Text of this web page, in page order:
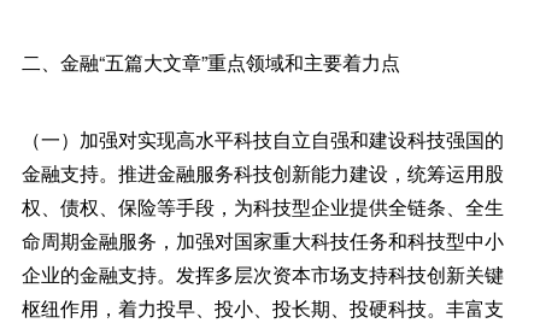
二、金融“五篇大文章”重点领域和主要着力点
（一）加强对实现高水平科技自立自强和建设科技强国的
金融支持。推进金融服务科技创新能力建设，统筹运用股
权、债权、保险等手段，为科技型企业提供全链条、全生
命周期金融服务，加强对国家重大科技任务和科技型中小
企业的金融支持。发挥多层次资本市场支持科技创新关键
枢纽作用，着力投早、投小、投长期、投硬科技。丰富支